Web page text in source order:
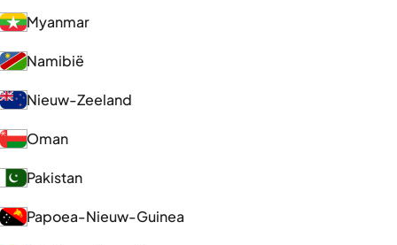
Myanmar
Namibië
Nieuw-Zeeland
Oman
Pakistan
Papoea-Nieuw-Guinea